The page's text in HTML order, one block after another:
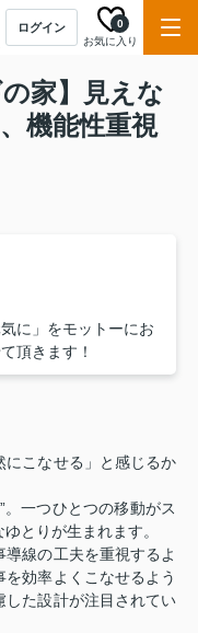
ログイン
お気に入り
0
の家】見えな
機能性重視
に」をモットーにお
頂きます！
にこなせる」と感じるか
。一つひとつの移動がス
とりが生まれます。
線の工夫を重視するよ
効率よくこなせるよう
した設計が注目されてい